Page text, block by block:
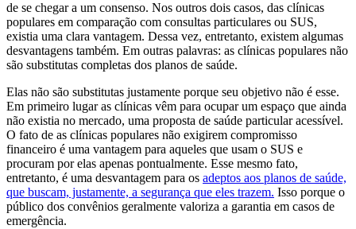
de se chegar a um consenso. Nos outros dois casos, das clínicas
populares em comparação com consultas particulares ou SUS,
existia uma clara vantagem. Dessa vez, entretanto, existem algumas
desvantagens também. Em outras palavras: as clínicas populares não
são substitutas completas dos planos de saúde.
Elas não são substitutas justamente porque seu objetivo não é esse.
Em primeiro lugar as clínicas vêm para ocupar um espaço que ainda
não existia no mercado, uma proposta de saúde particular acessível.
O fato de as clínicas populares não exigirem compromisso
financeiro é uma vantagem para aqueles que usam o SUS e
procuram por elas apenas pontualmente. Esse mesmo fato,
entretanto, é uma desvantagem para os adeptos aos planos de saúde,
que buscam, justamente, a segurança que eles trazem. Isso porque o
público dos convênios geralmente valoriza a garantia em casos de
emergência.